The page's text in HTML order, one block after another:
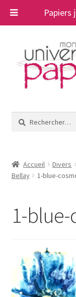
Papiers
navigation
contenu
A propos
Rechercher :
Accueil Divers
Bellay
1-blue-
1-blue-